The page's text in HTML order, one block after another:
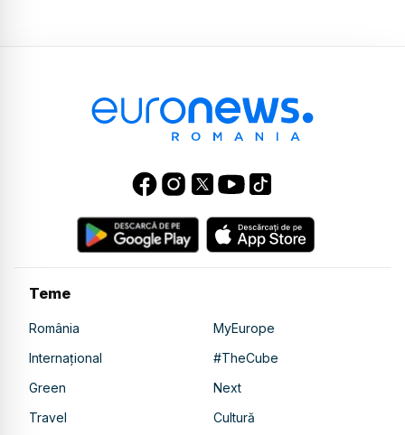
Teme
România
MyEurope
Internațional
#TheCube
Green
Next
Travel
Cultură